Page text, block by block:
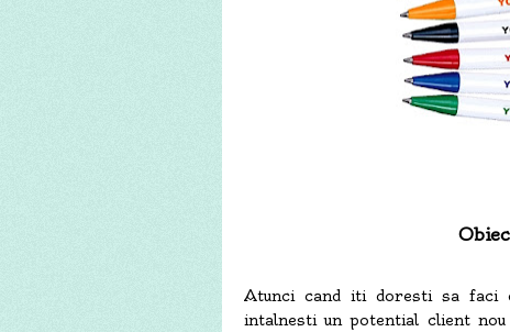
Atunci cand iti doresti sa faci
intalnesti un potential client